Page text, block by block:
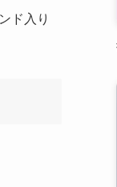
ド入り